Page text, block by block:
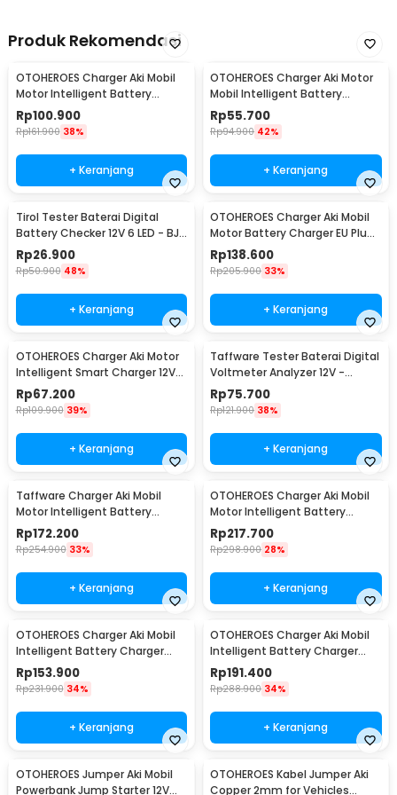
Produk Rekomendasi
OTOHEROES Charger Aki Mobil
Motor Intelligent Battery
Charger 12V 6A - FBC1206D
Rp100.900
Rp161.900 38%
+ Keranjang
OTOHEROES Charger Aki Motor
Mobil Intelligent Battery
Charger 12V 2A - UD11
Rp55.700
Rp94.900 42%
+ Keranjang
Tirol Tester Baterai Digital
Battery Checker 12V 6 LED - BJ-
803
Rp26.900
Rp50.900 48%
+ Keranjang
OTOHEROES Charger Aki Mobil
Motor Battery Charger EU Plug
12/24V 10A - UD21
Rp138.600
Rp205.900 33%
+ Keranjang
OTOHEROES Charger Aki Motor
Intelligent Smart Charger 12V
2A EU Plug - UD12
Rp67.200
Rp109.900 39%
+ Keranjang
Taffware Tester Baterai Digital
Voltmeter Analyzer 12V -
CNBJ-805
Rp75.700
Rp121.900 38%
+ Keranjang
Taffware Charger Aki Mobil
Motor Intelligent Battery
Charger 12V 20A - KC-20A
Rp172.200
Rp254.900 33%
+ Keranjang
OTOHEROES Charger Aki Mobil
Motor Intelligent Battery
Charger 12V/24V - LD-002S
Rp217.700
Rp298.900 28%
+ Keranjang
OTOHEROES Charger Aki Mobil
Intelligent Battery Charger
12V/24V 10A - MF-2
Rp153.900
Rp231.900 34%
+ Keranjang
OTOHEROES Charger Aki Mobil
Intelligent Battery Charger
12V/24V 10A - MF-2B
Rp191.400
Rp288.900 34%
+ Keranjang
OTOHEROES Jumper Aki Mobil
Powerbank Jump Starter 12V
OTOHEROES Kabel Jumper Aki
Copper 2mm for Vehicles